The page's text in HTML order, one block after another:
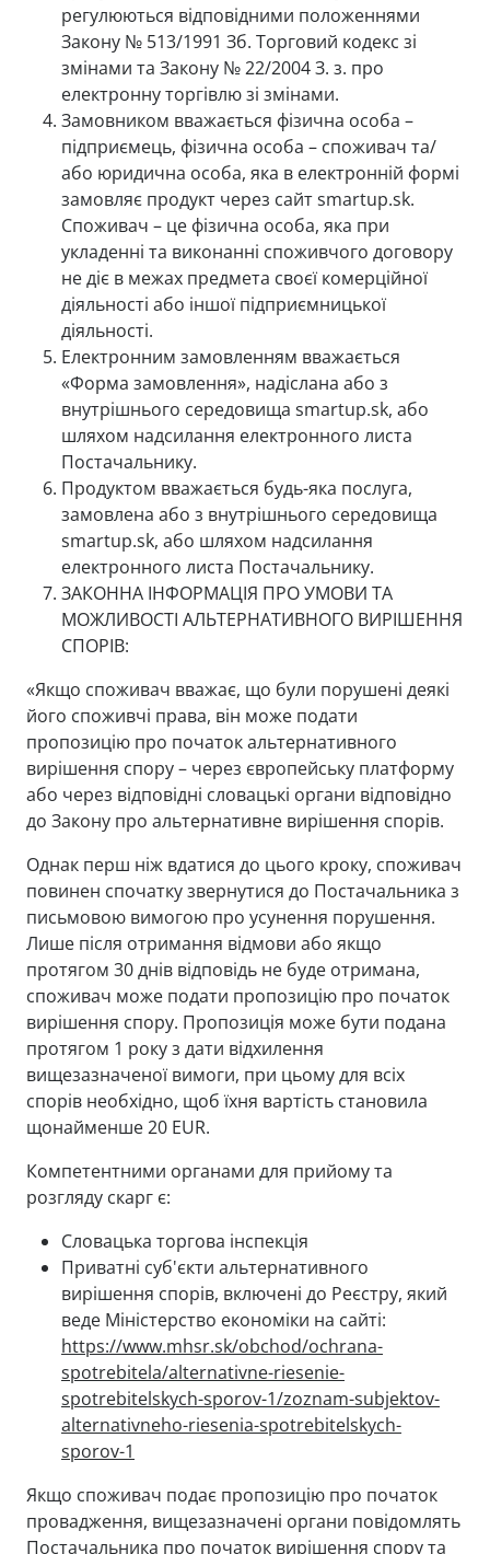
регулюються відповідними положеннями
Закону № 513/1991 Зб. Торговий кодекс зі
змінами та Закону № 22/2004 З. з. про
електронну торгівлю зі змінами.
Замовником вважається фізична особа –
підприємець, фізична особа – споживач та/
або юридична особа, яка в електронній формі
замовляє продукт через сайт smartup.sk.
Споживач – це фізична особа, яка при
укладенні та виконанні споживчого договору
не діє в межах предмета своєї комерційної
діяльності або іншої підприємницької
діяльності.
Електронним замовленням вважається
«Форма замовлення», надіслана або з
внутрішнього середовища smartup.sk, або
шляхом надсилання електронного листа
Постачальнику.
Продуктом вважається будь-яка послуга,
замовлена або з внутрішнього середовища
smartup.sk, або шляхом надсилання
електронного листа Постачальнику.
ЗАКОННА ІНФОРМАЦІЯ ПРО УМОВИ ТА
МОЖЛИВОСТІ АЛЬТЕРНАТИВНОГО ВИРІШЕННЯ
СПОРІВ:
«Якщо споживач вважає, що були порушені деякі
його споживчі права, він може подати
пропозицію про початок альтернативного
вирішення спору – через європейську платформу
або через відповідні словацькі органи відповідно
до Закону про альтернативне вирішення спорів.
Однак перш ніж вдатися до цього кроку, споживач
повинен спочатку звернутися до Постачальника з
письмовою вимогою про усунення порушення.
Лише після отримання відмови або якщо
протягом 30 днів відповідь не буде отримана,
споживач може подати пропозицію про початок
вирішення спору. Пропозиція може бути подана
протягом 1 року з дати відхилення
вищезазначеної вимоги, при цьому для всіх
спорів необхідно, щоб їхня вартість становила
щонайменше 20 EUR.
Компетентними органами для прийому та
розгляду скарг є:
Словацька торгова інспекція
Приватні суб'єкти альтернативного
вирішення спорів, включені до Реєстру, який
веде Міністерство економіки на сайті:
https://www.mhsr.sk/obchod/ochrana-
spotrebitela/alternativne-riesenie-
spotrebitelskych-sporov-1/zoznam-subjektov-
alternativneho-riesenia-spotrebitelskych-
sporov-1
Якщо споживач подає пропозицію про початок
провадження, вищезазначені органи повідомлять
Постачальника про початок вирішення спору та